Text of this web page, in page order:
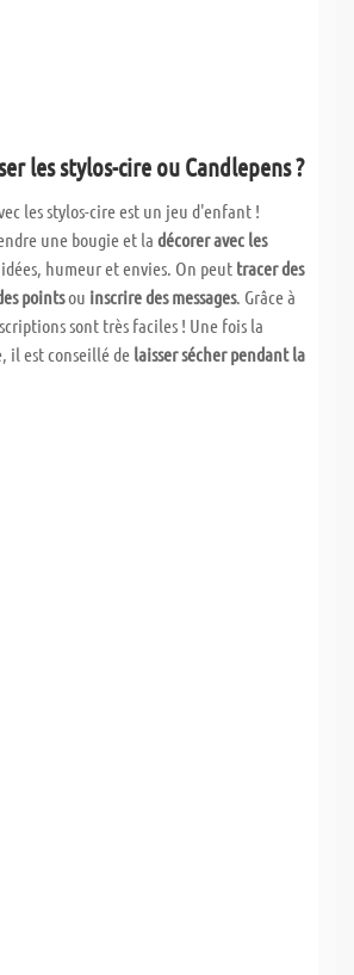
les stylos-cire ou Candlepens ?
les stylos-cire est un jeu d'enfant !
une bougie et la décorer avec les
idées, humeur et envies. On peut tracer des
pointsou inscrire des messages. Grâce à
sont très faciles ! Une fois la
il est conseillé de laisser sécher pendant la